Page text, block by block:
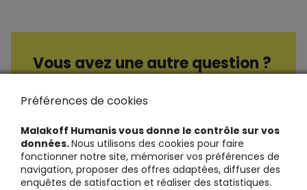
Vous avez une autre question ?
Consultez nos questions / réponses
Préférences de cookies
Malakoff Humanis vous donne le contrôle sur vos
données.Nous utilisons des cookies pour faire
fonctionner notre site, mémoriser vos préférences de
navigation, proposer des offres adaptées, diffuser des
enquêtes de satisfaction et réaliser des statistiques.